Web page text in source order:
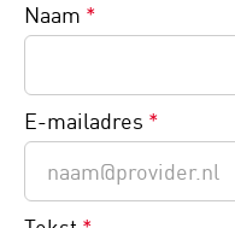
Naam *
E-mailadres *